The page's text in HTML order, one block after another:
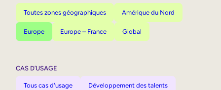
Toutes zones géographiques Amérique du Nord
Europe Europe – France Global
CAS D’USAGE
Tous cas d'usage Développement des talents